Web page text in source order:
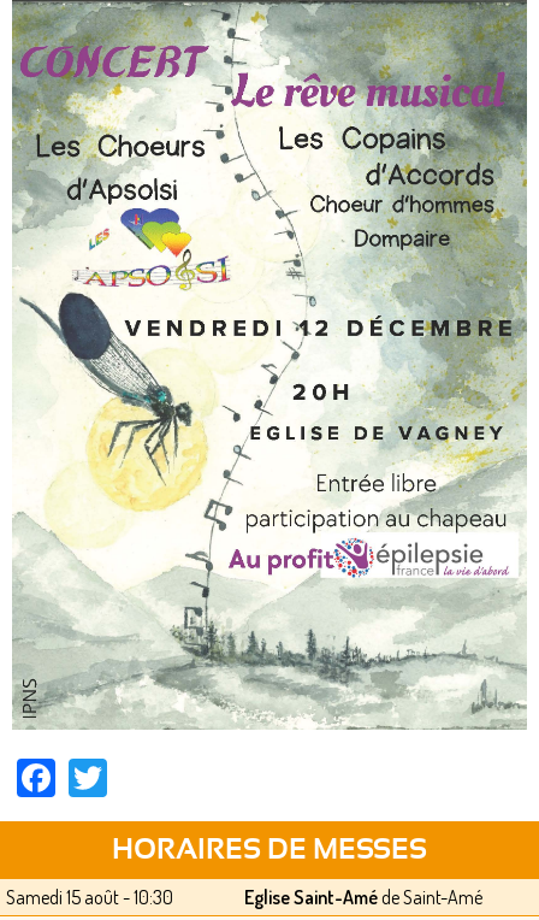
Facebook
HORAIRES DE MESSES
Samedi 15 août - 10:30 Eglise Saint-Améde Saint-Amé